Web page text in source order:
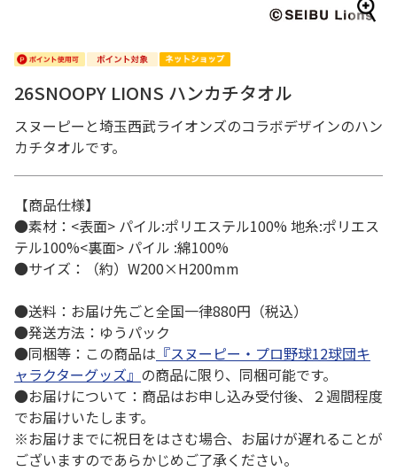
26SNOOPY LIONS ハンカチタオル
スヌーピーと埼玉西武ライオンズのコラボデザインのハン
カチタオルです。
【商品仕様】
●素材：<表面> パイル:ポリエステル100% 地糸:ポリエス
テル100%<裏面> パイル :綿100%
●サイズ：（約）W200×H200mm
●送料：お届け先ごと全国一律880円（税込）
●発送方法：ゆうパック
●同梱等：この商品は 『スヌーピー・プロ野球12球団キ
ャラクターグッズ』 の商品に限り、同梱可能です。
●お届けについて：商品はお申し込み受付後、２週間程度
でお届けいたします。
※お届けまでに祝日をはさむ場合、お届けが遅れることが
ございますのであらかじめご了承ください。